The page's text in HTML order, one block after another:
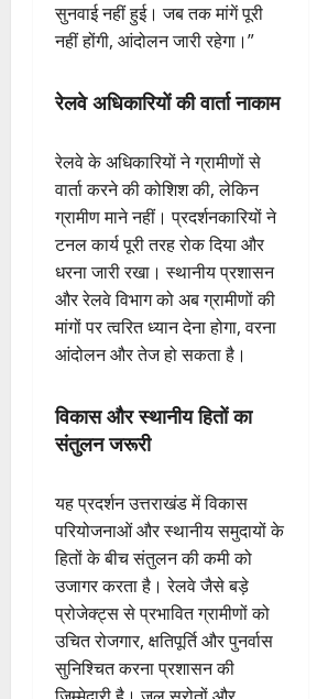
सुनवाई नहीं हुई। जब तक मांगें पूरी
नहीं होंगी, आंदोलन जारी रहेगा।”
रेलवे अधिकारियों की वार्ता नाकाम
रेलवे के अधिकारियों ने ग्रामीणों से
वार्ता करने की कोशिश की, लेकिन
ग्रामीण माने नहीं। प्रदर्शनकारियों ने
टनल कार्य पूरी तरह रोक दिया और
धरना जारी रखा। स्थानीय प्रशासन
और रेलवे विभाग को अब ग्रामीणों की
मांगों पर त्वरित ध्यान देना होगा, वरना
आंदोलन और तेज हो सकता है।
विकास और स्थानीय हितों का
संतुलन जरूरी
यह प्रदर्शन उत्तराखंड में विकास
परियोजनाओं और स्थानीय समुदायों के
हितों के बीच संतुलन की कमी को
उजागर करता है। रेलवे जैसे बड़े
प्रोजेक्ट्स से प्रभावित ग्रामीणों को
उचित रोजगार, क्षतिपूर्ति और पुनर्वास
सुनिश्चित करना प्रशासन की